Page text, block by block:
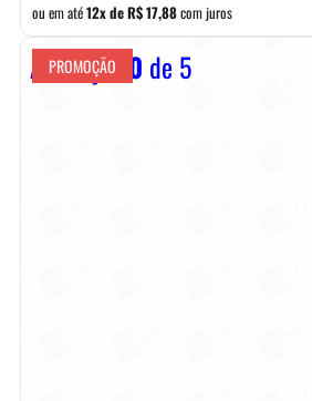
ou em até12x deR$17,88com juros
Avaliação 0 de 5
PROMOÇÃO